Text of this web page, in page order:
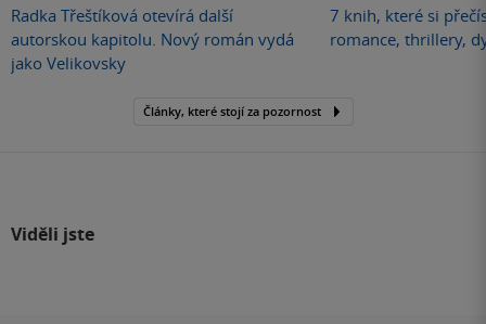
Radka Třeštíková otevírá další
autorskou kapitolu. Nový román vydá
jako Velikovsky
7 knih, které si
romance, thrillery,
Články, které stojí za pozornost
Viděli jste